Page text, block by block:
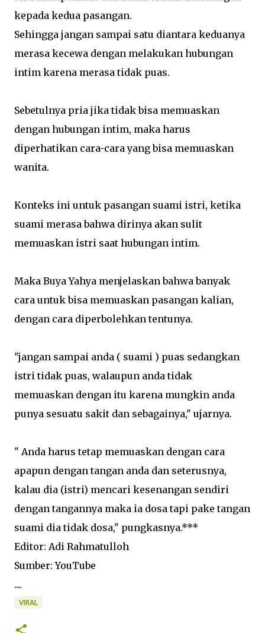
kepada kedua pasangan.
Sehingga jangan sampai satu diantara keduanya
merasa kecewa dengan melakukan hubungan
intim karena merasa tidak puas.
Sebetulnya pria jika tidak bisa memuaskan
dengan hubungan intim, maka harus
diperhatikan cara-cara yang bisa memuaskan
wanita.
Konteks ini untuk pasangan suami istri, ketika
suami merasa bahwa dirinya akan sulit
memuaskan istri saat hubungan intim.
Maka Buya Yahya menjelaskan bahwa banyak
cara untuk bisa memuaskan pasangan kalian,
dengan cara diperbolehkan tentunya.
"jangan sampai anda ( suami ) puas sedangkan
istri tidak puas, walaupun anda tidak
memuaskan dengan itu karena mungkin anda
punya sesuatu sakit dan sebagainya," ujarnya.
" Anda harus tetap memuaskan dengan cara
apapun dengan tangan anda dan seterusnya,
kalau dia (istri) mencari kesenangan sendiri
dengan tangannya maka ia dosa tapi pake tangan
suami dia tidak dosa," pungkasnya.***
Editor: Adi Rahmatulloh
Sumber: YouTube
....
VIRAL